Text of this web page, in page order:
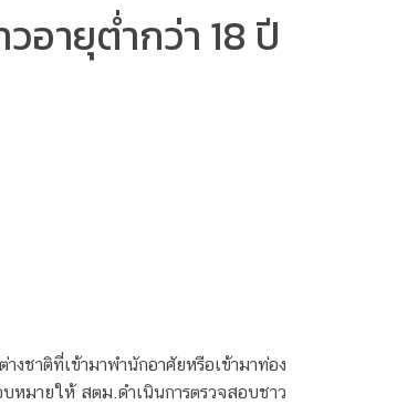
อายุต่ำกว่า 18 ปี
ชาติที่เข้ามาพำนักอาศัยหรือเข้ามาท่อง
หมายให้ สตม.ดำเนินการตรวจสอบชาว